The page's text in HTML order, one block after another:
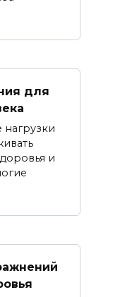
для
нагрузки
и